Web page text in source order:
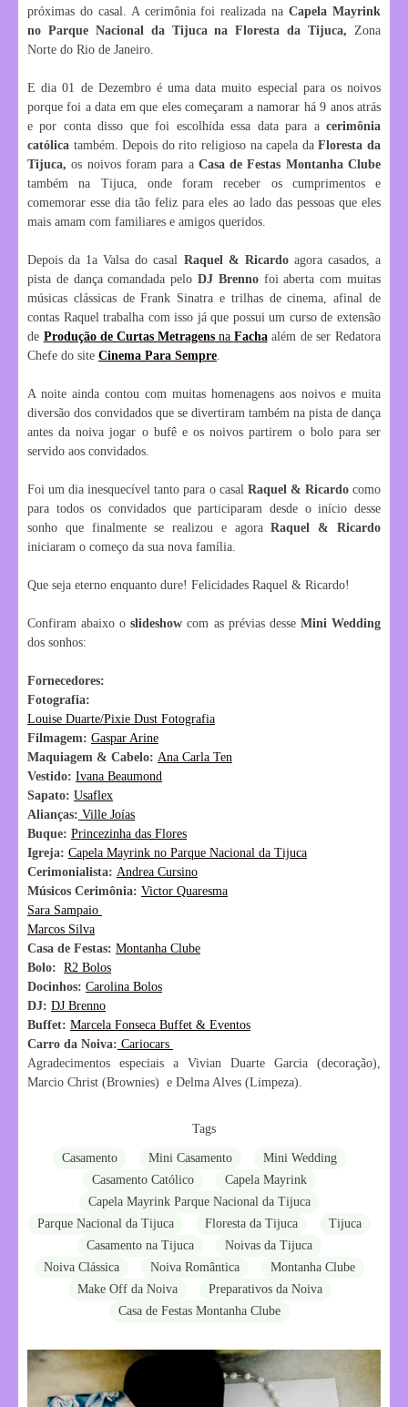
próximas do casal. A cerimônia foi realizada naCapela Mayrink
no Parque Nacional da Tijuca na Floresta da Tijuca, Zona
Norte do Rio de Janeiro.
E dia 01 de Dezembro é uma data muito especial para os noivos
porque foi a data em que eles começaram a namorar há 9 anos atrás
e por conta disso que foi escolhida essa data para a cerimônia
católica também. Depois do rito religioso na capela daFloresta da
Tijuca, os noivos foram para a Casa de Festas Montanha Clube
também na Tijuca, onde foram receber os cumprimentos e
comemorar esse dia tão feliz para eles ao lado das pessoas que eles
mais amam com familiares e amigos queridos.
Depois da 1a Valsa do casal Raquel & Ricardoagora casados, a
pista de dança comandada pelo DJ Brennofoi aberta com muitas
músicas clássicas de Frank Sinatra e trilhas de cinema, afinal de
contas Raquel trabalha com isso já que possui um curso de extensão
de Produção de Curtas Metragensna Fachaalém de ser Redatora
Chefe do site Cinema Para Sempre.
A noite ainda contou com muitas homenagens aos noivos e muita
diversão dos convidados que se divertiram também na pista de dança
antes da noiva jogar o bufê e os noivos partirem o bolo para ser
servido aos convidados.
Foi um dia inesquecível tanto para o casal Raquel & Ricardocomo
para todos os convidados que participaram desde o início desse
sonho que finalmente se realizou e agoraRaquel & Ricardo
iniciaram o começo da sua nova família.
Que seja eterno enquanto dure! Felicidades Raquel & Ricardo!
Confiram abaixo o slideshow com as prévias desse Mini Wedding
dos sonhos:
Fornecedores:
Fotografia:
Louise Duarte/Pixie Dust Fotografia
Filmagem: Gaspar Arine
Maquiagem & Cabelo: Ana Carla Ten
Vestido: Ivana Beaumond
Sapato: Usaflex
Alianças: Ville Joías
Buque: Princezinha das Flores
Igreja: Capela Mayrink no Parque Nacional da Tijuca
Cerimonialista: Andrea Cursino
Músicos Cerimônia: Victor Quaresma
Sara Sampaio
Marcos Silva
Casa de Festas: Montanha Clube
Bolo: R2 Bolos
Docinhos: Carolina Bolos
DJ: DJ Brenno
Buffet: Marcela Fonseca Buffet & Eventos
Carro da Noiva: Cariocars
Agradecimentos especiais a Vivian Duarte Garcia (decoração),
Marcio Christ (Brownies) e Delma Alves (Limpeza).
Tags
Casamento Mini Casamento
Mini Wedding
Casamento Católico
Capela Mayrink
Capela Mayrink Parque Nacional da Tijuca
Parque Nacional da Tijuca
Floresta da Tijuca
Tijuca
Casamento na Tijuca
Noivas da Tijuca
Noiva Clássica
Noiva Romântica
Montanha Clube
Make Off da Noiva
Preparativos da Noiva
Casa de Festas Montanha Clube